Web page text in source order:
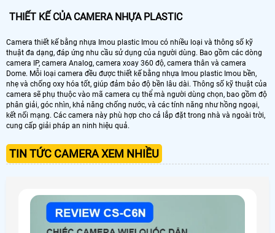
THIẾT KẾ CỦA CAMERA NHỰA PLASTIC
Camera thiết kế bằng nhựa Imou plastic Imou có nhiều loại và thông số kỹ
thuật đa dạng, đáp ứng nhu cầu sử dụng của người dùng. Bao gồm các dòng
camera IP, camera Analog, camera xoay 360 độ, camera thân và camera
Dome. Mỗi loại camera đều được thiết kế bằng nhựa Imou plastic Imou bền,
nhẹ và chống oxy hóa tốt, giúp đảm bảo độ bền lâu dài. Thông số kỹ thuật của
camera sẽ phụ thuộc vào mã camera cụ thể mà người dùng chọn, bao gồm độ
phân giải, góc nhìn, khả năng chống nước, và các tính năng như hồng ngoại,
kết nối mạng. Các camera này phù hợp cho cả lắp đặt trong nhà và ngoài trời,
cung cấp giải pháp an ninh hiệu quả.
TIN TỨC CAMERA XEM NHIỀU